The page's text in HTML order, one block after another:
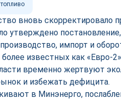
топливо
вновь скорректировало
утверждено
импорт и
известных как «Евро-
временно жертвуют
и избежать дефицита.
в Минэнерго,